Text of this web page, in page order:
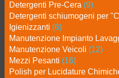
Detergenti Pre-Cera (9)
Detergenti schiumogeni per
Igienizzanti (6)
Manutenzione Impianto
Manutenzione Veicoli (12)
Mezzi Pesanti (16)
Polish per Lucidature